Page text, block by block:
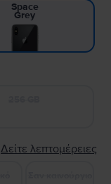
Space
Grey
Δείτε λεπτομέρειες